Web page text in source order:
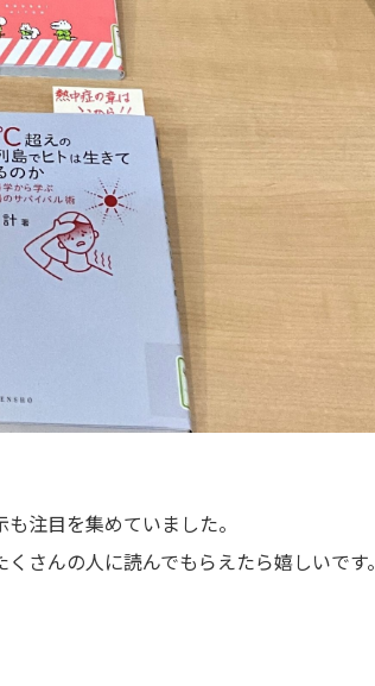
注目を集めていました。
さんの人に読んでもらえたら嬉しいです。